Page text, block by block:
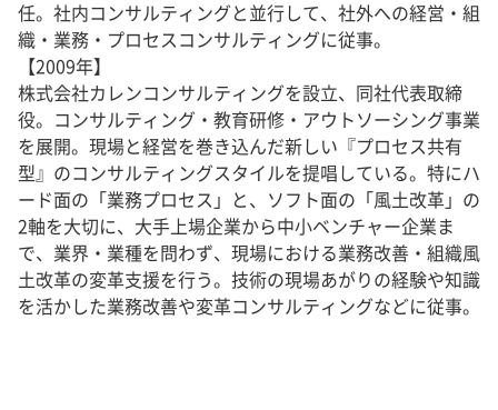
任。社内コンサルティングと並行して、社外への経営・組
織・業務・プロセスコンサルティングに従事。
【2009年】
株式会社カレンコンサルティングを設立、同社代表取締
役。コンサルティング・教育研修・アウトソーシング事業
を展開。現場と経営を巻き込んだ新しい『プロセス共有
型』のコンサルティングスタイルを提唱している。特にハ
ード面の「業務プロセス」と、ソフト面の「風土改革」の
2軸を大切に、大手上場企業から中小ベンチャー企業ま
で、業界・業種を問わず、現場における業務改善・組織風
土改革の変革支援を行う。技術の現場あがりの経験や知識
を活かした業務改善や変革コンサルティングなどに従事。